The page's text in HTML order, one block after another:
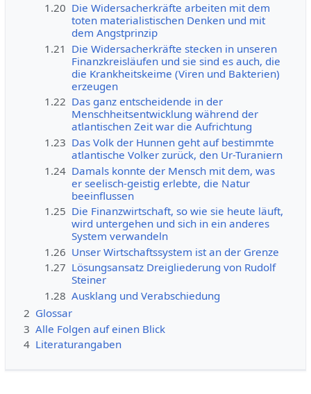
1.20 Die Widersacherkräfte arbeiten mit dem
toten materialistischen Denken und mit
dem Angstprinzip
1.21 Die Widersacherkräfte stecken in unseren
Finanzkreisläufen und sie sind es auch, die
die Krankheitskeime (Viren und Bakterien)
erzeugen
1.22 Das ganz entscheidende in der
Menschheitsentwicklung während der
atlantischen Zeit war die Aufrichtung
1.23 Das Volk der Hunnen geht auf bestimmte
atlantische Volker zurück, den Ur-Turaniern
1.24 Damals konnte der Mensch mit dem, was
er seelisch-geistig erlebte, die Natur
beeinflussen
1.25 Die Finanzwirtschaft, so wie sie heute läuft,
wird untergehen und sich in ein anderes
System verwandeln
1.26 Unser Wirtschaftssystem ist an der Grenze
1.27 Lösungsansatz Dreigliederung von Rudolf
Steiner
1.28 Ausklang und Verabschiedung
2 Glossar
3 Alle Folgen auf einen Blick
4 Literaturangaben